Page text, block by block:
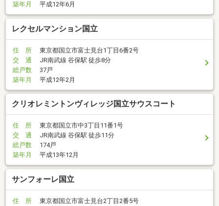
築年月
平成12年6月
レクセルマンション国立
住 所
東京都国立市富士見台1丁目6番2号
交 通
JR南武線 谷保駅 徒歩8分
総戸数
37戸
築年月
平成12年2月
クリオレミントンヴィレッジ国立サウスコート
住 所
東京都国立市中3丁目11番1号
交 通
JR南武線 谷保駅 徒歩11分
総戸数
174戸
築年月
平成13年12月
サンフォーレ国立
住 所
東京都国立市富士見台2丁目2番5号